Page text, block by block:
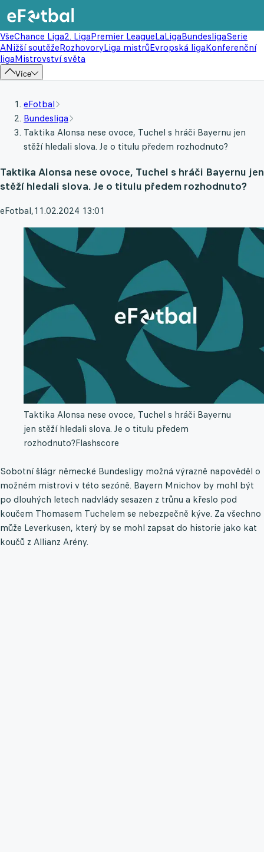
VšeChance Liga2. LigaPremier LeagueLaLigaBundesligaSerie
ANižší soutěžeRozhovoryLiga mistrůEvropská ligaKonferenční
ligaMistrovství světa
Více
eFotbal
Bundesliga
Taktika Alonsa nese ovoce, Tuchel s hráči Bayernu jen
stěží hledali slova. Je o titulu předem rozhodnuto?
Taktika Alonsa nese ovoce, Tuchel s hráči Bayernu jen
stěží hledali slova. Je o titulu předem rozhodnuto?
eFotbal,11.02.2024 13:01
Taktika Alonsa nese ovoce, Tuchel s hráči Bayernu
jen stěží hledali slova. Je o titulu předem
rozhodnuto?Flashscore
Sobotní šlágr německé Bundesligy možná výrazně napověděl o
možném mistrovi v této sezóně. Bayern Mnichov by mohl být
po dlouhých letech nadvlády sesazen z trůnu a křeslo pod
koučem Thomasem Tuchelem se nebezpečně kýve. Za všechno
může Leverkusen, který by se mohl zapsat do historie jako kat
koučů z Allianz Arény.